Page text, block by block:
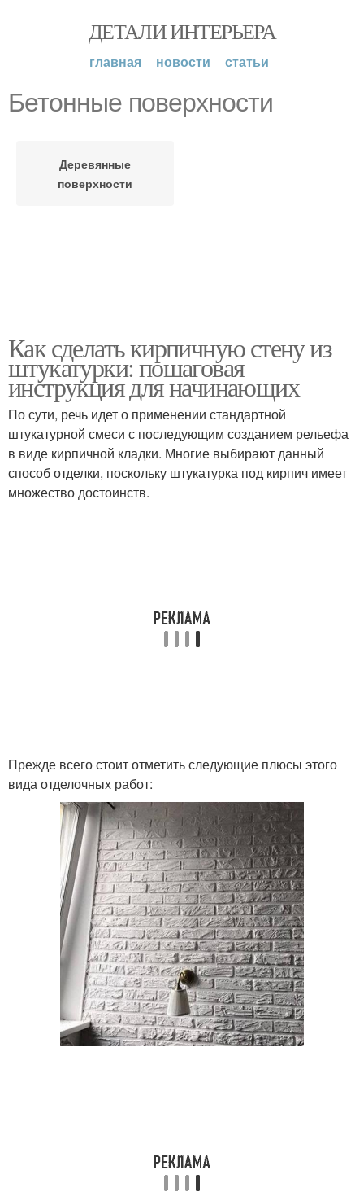
ДЕТАЛИ ИНТЕРЬЕРА
главная новости статьи
Бетонные поверхности
Деревянные
поверхности
Как сделать кирпичную стену из
штукатурки: пошаговая
инструкция для начинающих
По сути, речь идет о применении стандартной
штукатурной смеси с последующим созданием рельефа
в виде кирпичной кладки. Многие выбирают данный
способ отделки, поскольку штукатурка под кирпич имеет
множество достоинств.
Прежде всего стоит отметить следующие плюсы этого
вида отделочных работ: